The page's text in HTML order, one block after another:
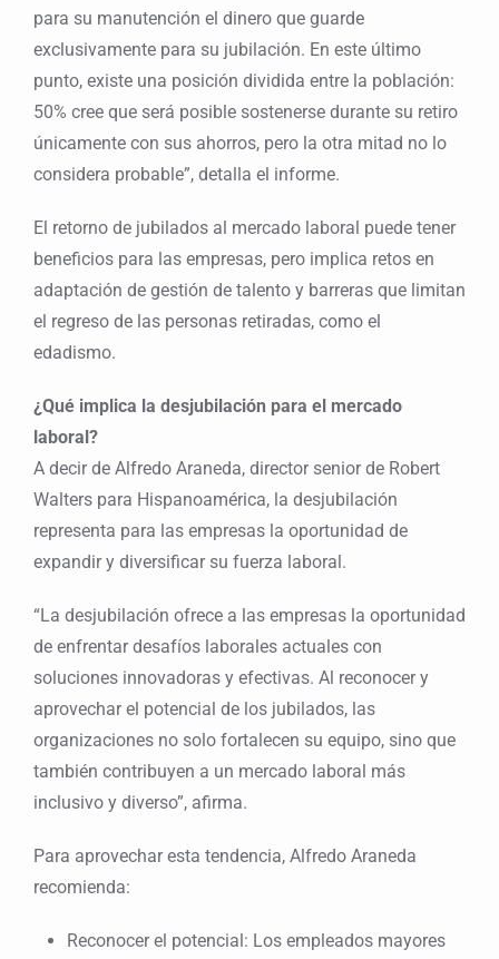
para su manutención el dinero que guarde
exclusivamente para su jubilación. En este último
punto, existe una posición dividida entre la población:
50% cree que será posible sostenerse durante su retiro
únicamente con sus ahorros, pero la otra mitad no lo
considera probable”, detalla el informe.
El retorno de jubilados al mercado laboral puede tener
beneficios para las empresas, pero implica retos en
adaptación de gestión de talento y barreras que limitan
el regreso de las personas retiradas, como el
edadismo.
¿Qué implica la desjubilación para el mercado
laboral?
A decir de Alfredo Araneda, director senior de Robert
Walters para Hispanoamérica, la desjubilación
representa para las empresas la oportunidad de
expandir y diversificar su fuerza laboral.
“La desjubilación ofrece a las empresas la oportunidad
de enfrentar desafíos laborales actuales con
soluciones innovadoras y efectivas. Al reconocer y
aprovechar el potencial de los jubilados, las
organizaciones no solo fortalecen su equipo, sino que
también contribuyen a un mercado laboral más
inclusivo y diverso”, afirma.
Para aprovechar esta tendencia, Alfredo Araneda
recomienda:
Reconocer el potencial: Los empleados mayores